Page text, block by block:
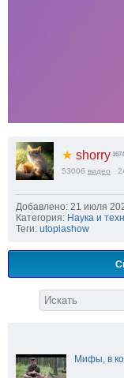
★ shorry
53006 видео
Добавлено: 21 июля
Категория: Наука и
Теги: utopiashow
Мифы, в